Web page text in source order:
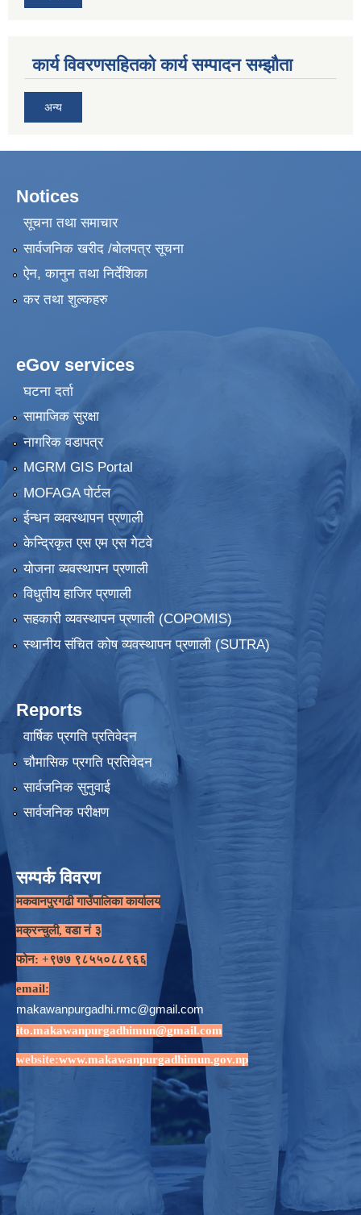
कार्य विवरणसहितको कार्य सम्पादन सम्झौता
अन्य
Notices
सूचना तथा समाचार
सार्वजनिक खरीद /बोलपत्र सूचना
ऐन, कानुन तथा निर्देशिका
कर तथा शुल्कहरु
eGov services
घटना दर्ता
सामाजिक सुरक्षा
नागरिक वडापत्र
MGRM GIS Portal
MOFAGA पोर्टल
ईन्धन व्यवस्थापन प्रणाली
केन्द्रिकृत एस एम एस गेटवे
योजना व्यवस्थापन प्रणाली
विधुतीय हाजिर प्रणाली
सहकारी व्यवस्थापन प्रणाली (COPOMIS)
स्थानीय संचित कोष व्यवस्थापन प्रणाली (SUTRA)
Reports
वार्षिक प्रगति प्रतिवेदन
चौमासिक प्रगति प्रतिवेदन
सार्वजनिक सुनुवाई
सार्वजनिक परीक्षण
सम्पर्क विवरण
मकवानपुरगढी गाउँपालिका कार्यालय
मक्रन्चुली, वडा नं ३
फोन: +९७७ ९८५५०८८९६६
email:
makawanpurgadhi.rmc@gmail.com
ito.makawanpurgadhimun@gmail.com
website:www.makawanpurgadhimun.gov.np